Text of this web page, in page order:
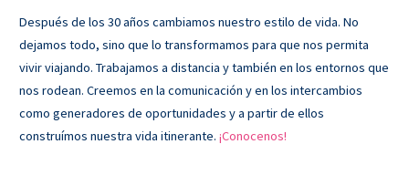
Después de los 30 años cambiamos nuestro estilo de vida. No
dejamos todo, sino que lo transformamos para que nos permita
vivir viajando. Trabajamos a distancia y también en los entornos que
nos rodean. Creemos en la comunicación y en los intercambios
como generadores de oportunidades y a partir de ellos
construímos nuestra vida itinerante. ¡Conocenos!